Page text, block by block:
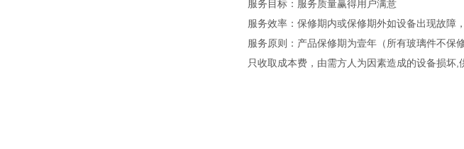
服务目标：服务质量赢得用户满意
服务效率：保修期内或保修期外如设备出现故障
服务原则：产品保修期为壹年（所有玻璃件不保
只收取成本费，由需方人为因素造成的设备损坏,